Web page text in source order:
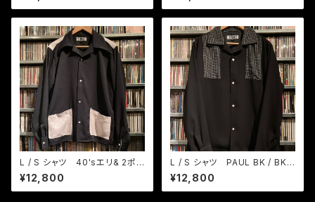
L / S シャツ 40'sエリ& 2ポ
ケ BK / グレーピンク
¥12,800
L / S シャツ PAUL BK / BKカ
スリ織りチェック
¥12,800